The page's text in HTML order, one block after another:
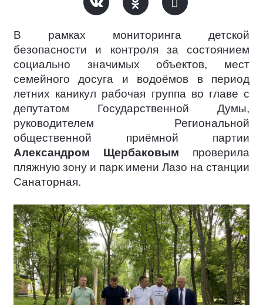
В рамках мониторинга детской
безопасности и контроля за состоянием
социально значимых объектов, мест
семейного досуга и водоёмов в период
летних каникул рабочая группа во главе с
депутатом Государственной Думы,
руководителем Региональной
общественной приёмной партии
Александром Щербаковым проверила
пляжную зону и парк имени Лазо на станции
Санаторная.